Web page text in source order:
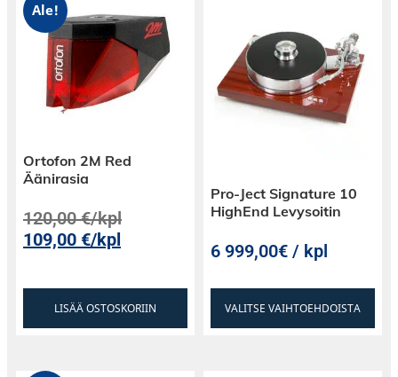
Ale!
Ortofon 2M Red
Äänirasia
120,00€/kpl
109,00€/kpl
LISÄÄ OSTOSKORIIN
Pro-Ject Signature 10
HighEnd Levysoitin
6 999,00€ / kpl
VALITSE VAIHTOEHDOISTA